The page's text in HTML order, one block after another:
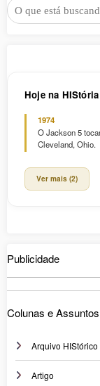
Pesquisar
Hoje na HIStória
1974
O Jackson 5
Cleveland, Ohio.
Ver mais (2)
Publicidade
Colunas e Assuntos
Arquivo HIStórico
Artigo